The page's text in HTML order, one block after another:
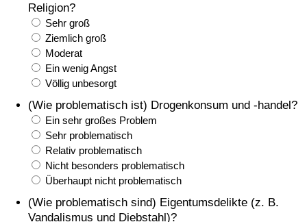
Religion?
Sehr groß
Ziemlich groß
Moderat
Ein wenig Angst
Völlig unbesorgt
(Wie problematisch ist) Drogenkonsum und -handel?
Ein sehr großes Problem
Sehr problematisch
Relativ problematisch
Nicht besonders problematisch
Überhaupt nicht problematisch
(Wie problematisch sind) Eigentumsdelikte (z. B.
Vandalismus und Diebstahl)?